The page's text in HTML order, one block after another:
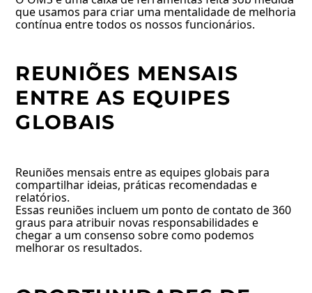
que usamos para criar uma mentalidade de melhoria
contínua entre todos os nossos funcionários.
REUNIÕES MENSAIS
ENTRE AS EQUIPES
GLOBAIS
Reuniões mensais entre as equipes globais para
compartilhar ideias, práticas recomendadas e
relatórios.
Essas reuniões incluem um ponto de contato de 360
graus para atribuir novas responsabilidades e
chegar a um consenso sobre como podemos
melhorar os resultados.